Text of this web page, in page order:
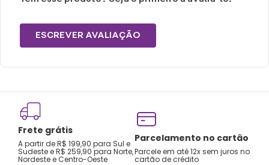
Não limpar a seco.
ESCREVER AVALIAÇÃO
Frete grátis
A partir de R$ 199,90 para Sul e
Sudeste e R$ 259,90 para Norte,
Nordeste e Centro-Oeste
Parcelamento no cartão
Parcele em até 12x sem juros no
cartão de crédito